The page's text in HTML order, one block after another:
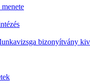
bizonyítvány